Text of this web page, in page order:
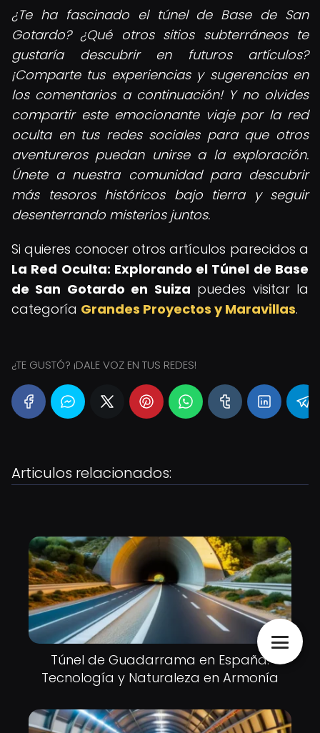
¿Te ha fascinado el túnel de Base de San
Gotardo? ¿Qué otros sitios subterráneos te
gustaría descubrir en futuros artículos?
¡Comparte tus experiencias y sugerencias en
los comentarios a continuación! Y no olvides
compartir este emocionante viaje por la red
oculta en tus redes sociales para que otros
aventureros puedan unirse a la exploración.
Únete a nuestra comunidad para descubrir
más tesoros históricos bajo tierra y seguir
desenterrando misterios juntos.
Si quieres conocer otros artículos parecidos a
La Red Oculta: Explorando el Túnel de Base
de San Gotardo en Suiza puedes visitar la
categoría Grandes Proyectos y Maravillas.
¿TE GUSTÓ? ¡DALE VOZ EN TUS REDES!
Articulos relacionados:
Túnel de Guadarrama en España:
Tecnología y Naturaleza en Armonía